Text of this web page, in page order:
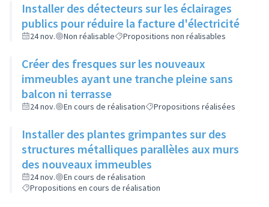
Installer des détecteurs sur les éclairages
publics pour réduire la facture d'électricité
24 nov. Non réalisable Propositions non réalisables
Créer des fresques sur les nouveaux
immeubles ayant une tranche pleine sans
balcon ni terrasse
24 nov. En cours de réalisation Propositions réalisées
Installer des plantes grimpantes sur des
structures métalliques parallèles aux murs
des nouveaux immeubles
24 nov.
En cours de réalisation
Propositions en cours de réalisation